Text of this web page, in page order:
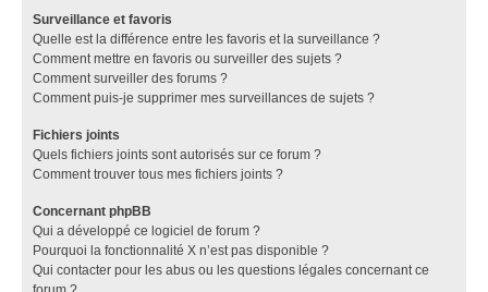
Surveillance et favoris
Quelle est la différence entre les favoris et la surveillance ?
Comment mettre en favoris ou surveiller des sujets ?
Comment surveiller des forums ?
Comment puis-je supprimer mes surveillances de sujets ?
Fichiers joints
Quels fichiers joints sont autorisés sur ce forum ?
Comment trouver tous mes fichiers joints ?
Concernant phpBB
Qui a développé ce logiciel de forum ?
Pourquoi la fonctionnalité X n’est pas disponible ?
Qui contacter pour les abus ou les questions légales concernant ce